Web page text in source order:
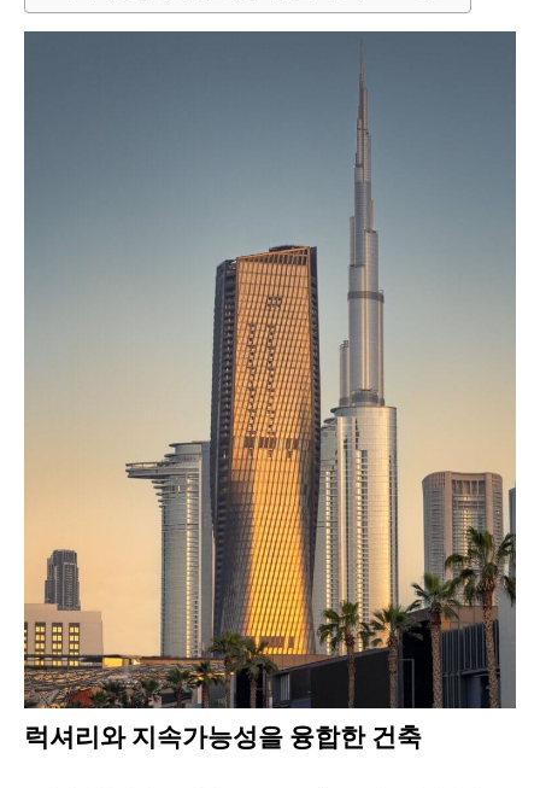
럭셔리와 지속가능성을 융합한 건축